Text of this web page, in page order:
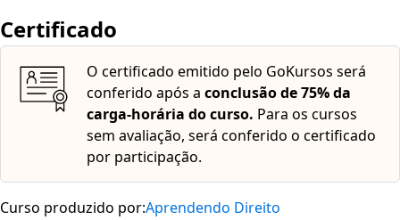
Certificado
O certificado emitido pelo GoKursos será
conferido após a conclusão de 75% da
carga-horária do curso. Para os cursos
sem avaliação, será conferido o certificado
por participação.
Curso produzido por:Aprendendo Direito